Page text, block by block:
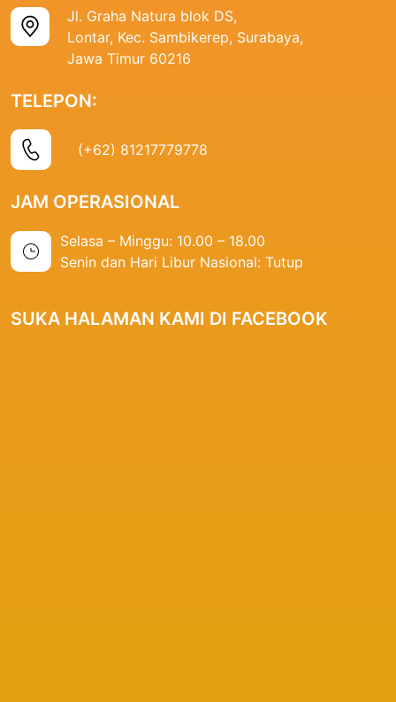
Jl. Graha Natura blok DS,
Lontar, Kec. Sambikerep, Surabaya,
Jawa Timur 60216
TELEPON:
(+62) 81217779778
JAM OPERASIONAL
Selasa – Minggu: 10.00 – 18.00
Senin dan Hari Libur Nasional: Tutup
SUKA HALAMAN KAMI DI FACEBOOK